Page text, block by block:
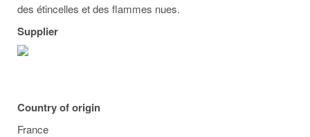
des étincelles et des flammes nues.
Supplier
Country of origin
France